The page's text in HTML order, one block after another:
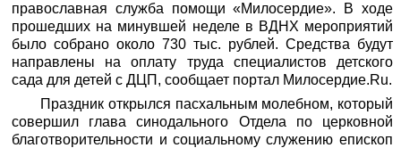
православная служба помощи «Милосердие». В ходе
прошедших на минувшей неделе в ВДНХ мероприятий
было собрано около 730 тыс. рублей. Средства будут
направлены на оплату труда специалистов детского
сада для детей с ДЦП, сообщает портал Милосердие.Ru.
Праздник открылся пасхальным молебном, который
совершил глава синодального Отдела по церковной
благотворительности и социальному служению епископ